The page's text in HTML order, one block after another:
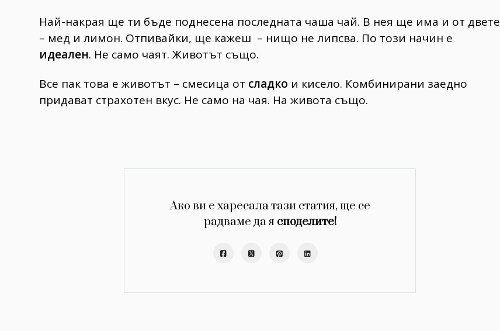
Най-накрая ще ти бъде поднесена последната чаша чай. В нея ще има и от двете
– мед и лимон. Отпивайки, ще кажеш – нищо не липсва. По този начин е
идеален. Не само чаят. Животът също.
Все пак това е животът – смесица от сладко и кисело. Комбинирани заедно
придават страхотен вкус. Не само на чая. На живота също.
Ако ви е харесала тази статия, ще се
радваме да я споделите!